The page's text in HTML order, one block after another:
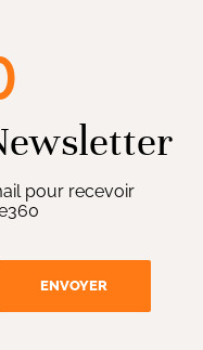
pour recevoir
ENVOYER